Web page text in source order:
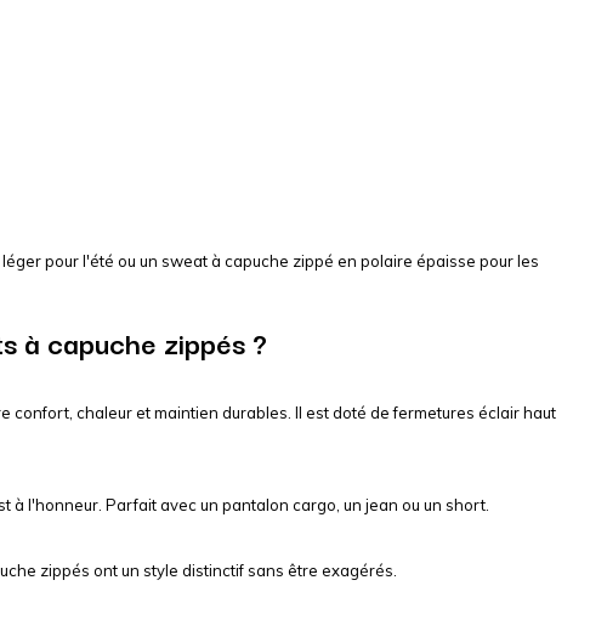
pour l'été ou un sweat à capuche zippé en polaire épaisse pour les
à capuche zippés ?
chaleur et maintien durables. Il est doté de fermetures éclair haut
l'honneur. Parfait avec un pantalon cargo, un jean ou un short.
zippés ont un style distinctif sans être exagérés.